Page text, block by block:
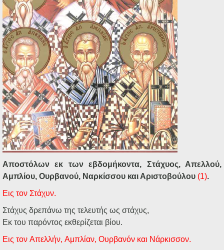
Αποστόλων εκ των εβδομήκοντα, Στάχυος, Απελλού,
Αμπλίου, Ουρβανού, Ναρκίσσου και Αριστοβούλου (1).
Εις τον Στάχυν.
Στάχυς δρεπάνω της τελευτής ως στάχυς,
Εκ του παρόντος εκθερίζεται βίου.
Εις τον Απελλήν, Αμπλίαν, Ουρβανόν και Νάρκισσον.